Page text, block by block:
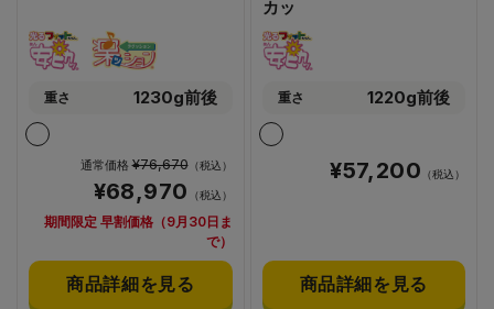
重さ 1230g前後
通常価格¥76,670（税込）
¥68,970 （税込）
期間限定 早割価格（9月30日ま
で）
商品詳細を見る
カッ
重さ 1220g前後
¥57,200 （税込）
商品詳細を見る